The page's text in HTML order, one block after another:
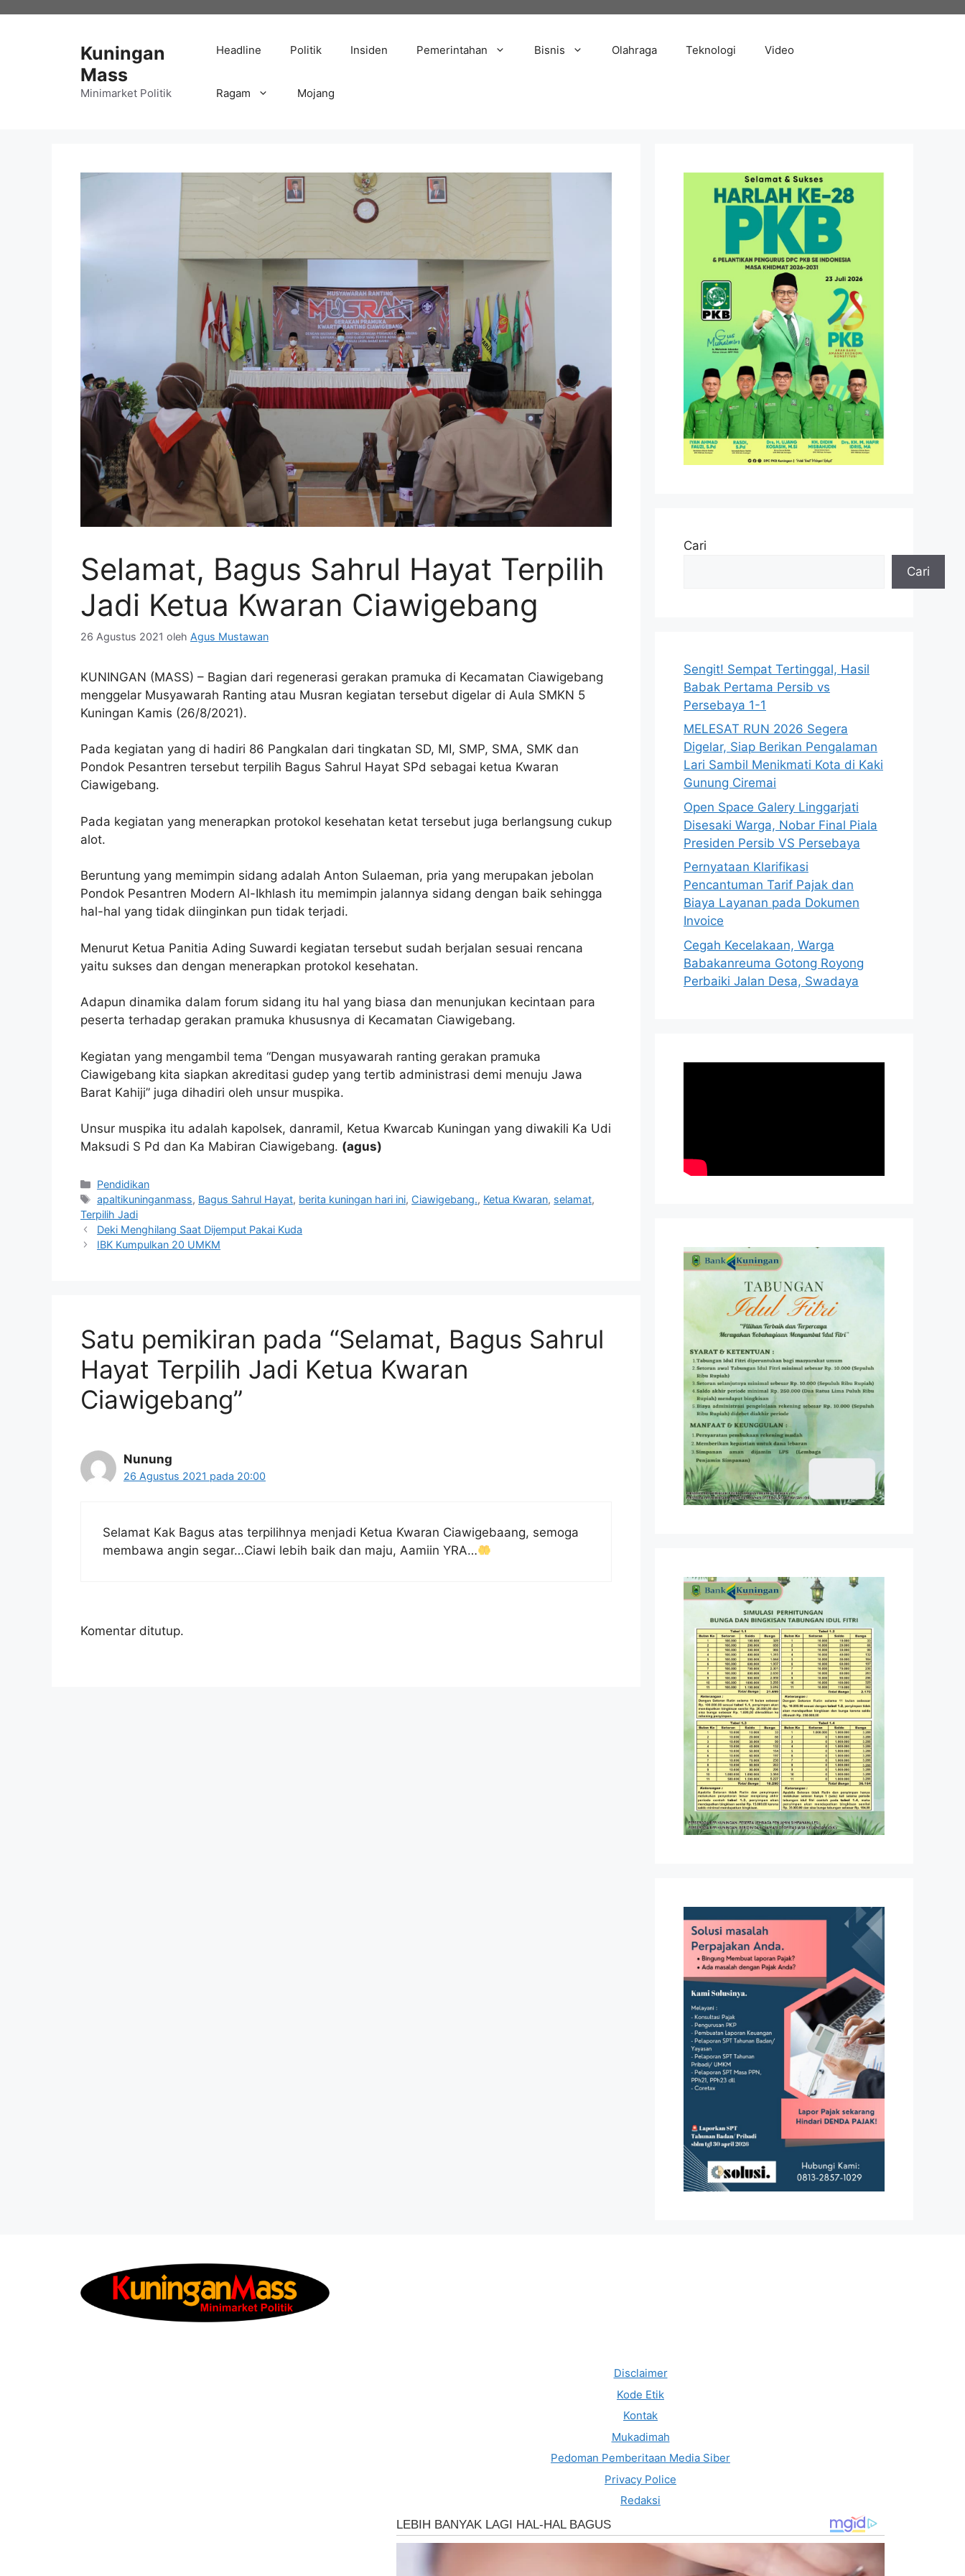
Kuningan
Mass
Minimarket Politik
Headline Politik Insiden Pemerintahan Bisnis Olahraga Teknologi Video
Ragam Mojang
Selamat, Bagus Sahrul Hayat Terpilih
Jadi Ketua Kwaran Ciawigebang
26 Agustus 2021 oleh Agus Mustawan
KUNINGAN (MASS) – Bagian dari regenerasi gerakan pramuka di Kecamatan Ciawigebang
menggelar Musyawarah Ranting atau Musran kegiatan tersebut digelar di Aula SMKN 5
Kuningan Kamis (26/8/2021).
Pada kegiatan yang di hadiri 86 Pangkalan dari tingkatan SD, MI, SMP, SMA, SMK dan
Pondok Pesantren tersebut terpilih Bagus Sahrul Hayat SPd sebagai ketua Kwaran
Ciawigebang.
Pada kegiatan yang menerapkan protokol kesehatan ketat tersebut juga berlangsung cukup
alot.
Beruntung yang memimpin sidang adalah Anton Sulaeman, pria yang merupakan jebolan
Pondok Pesantren Modern Al-Ikhlash itu memimpin jalannya sidang dengan baik sehingga
hal-hal yang tidak diinginkan pun tidak terjadi.
Menurut Ketua Panitia Ading Suwardi kegiatan tersebut sudah berjalan sesuai rencana
yaitu sukses dan dengan menerapkan protokol kesehatan.
Adapun dinamika dalam forum sidang itu hal yang biasa dan menunjukan kecintaan para
peserta terhadap gerakan pramuka khususnya di Kecamatan Ciawigebang.
Kegiatan yang mengambil tema “Dengan musyawarah ranting gerakan pramuka
Ciawigebang kita siapkan akreditasi gudep yang tertib administrasi demi menuju Jawa
Barat Kahiji” juga dihadiri oleh unsur muspika.
Unsur muspika itu adalah kapolsek, danramil, Ketua Kwarcab Kuningan yang diwakili Ka Udi
Maksudi S Pd dan Ka Mabiran Ciawigebang. (agus)
Kategori
Pendidikan
Tag
apaltikuninganmass, Bagus Sahrul Hayat, berita kuningan hari ini, Ciawigebang., Ketua Kwaran, selamat,
Terpilih Jadi
Deki Menghilang Saat Dijemput Pakai Kuda
IBK Kumpulkan 20 UMKM
Satu pemikiran pada “Selamat, Bagus Sahrul
Hayat Terpilih Jadi Ketua Kwaran
Ciawigebang”
Nunung
26 Agustus 2021 pada 20:00
Selamat Kak Bagus atas terpilihnya menjadi Ketua Kwaran Ciawigebaang, semoga
membawa angin segar…Ciawi lebih baik dan maju, Aamiin YRA…
Komentar ditutup.
Cari
Cari
Sengit! Sempat Tertinggal, Hasil
Babak Pertama Persib vs
Persebaya 1-1
MELESAT RUN 2026 Segera
Digelar, Siap Berikan Pengalaman
Lari Sambil Menikmati Kota di Kaki
Gunung Ciremai
Open Space Galery Linggarjati
Disesaki Warga, Nobar Final Piala
Presiden Persib VS Persebaya
Pernyataan Klarifikasi
Pencantuman Tarif Pajak dan
Biaya Layanan pada Dokumen
Invoice
Cegah Kecelakaan, Warga
Babakanreuma Gotong Royong
Perbaiki Jalan Desa, Swadaya
Disclaimer
Kode Etik
Kontak
Mukadimah
Pedoman Pemberitaan Media Siber
Privacy Police
Redaksi